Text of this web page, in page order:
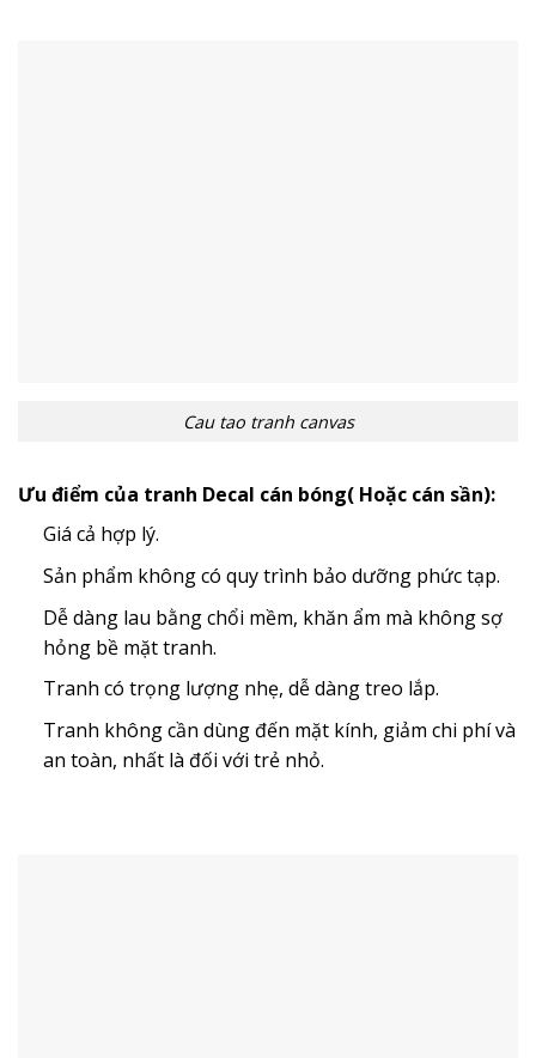
Cau tao tranh canvas
Ưu điểm của tranh Decal cán bóng( Hoặc cán sần):
Giá cả hợp lý.
Sản phẩm không có quy trình bảo dưỡng phức tạp.
Dễ dàng lau bằng chổi mềm, khăn ẩm mà không sợ
hỏng bề mặt tranh.
Tranh có trọng lượng nhẹ, dễ dàng treo lắp.
Tranh không cần dùng đến mặt kính, giảm chi phí và
an toàn, nhất là đối với trẻ nhỏ.